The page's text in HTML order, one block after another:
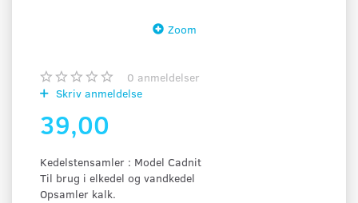
Zoom
0 anmeldelser
Skriv anmeldelse
39,00
Kedelstensamler : Model Cadnit
Til brug i elkedel og vandkedel
Opsamler kalk.